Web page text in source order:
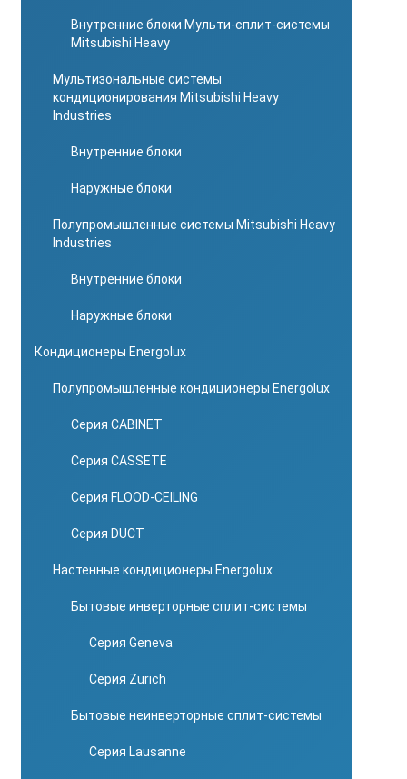
Внутренние блоки Мульти-сплит-системы
Mitsubishi Heavy
Мультизональные системы
кондиционирования Mitsubishi Heavy
Industries
Внутренние блоки
Наружные блоки
Полупромышленные системы Mitsubishi Heavy
Industries
Внутренние блоки
Наружные блоки
Кондиционеры Energolux
Полупромышленные кондиционеры Energolux
Серия CABINET
Серия CASSETE
Серия FLOOD-CEILING
Серия DUCT
Настенные кондиционеры Energolux
Бытовые инверторные сплит-системы
Серия Geneva
Серия Zurich
Бытовые неинверторные сплит-системы
Серия Lausanne